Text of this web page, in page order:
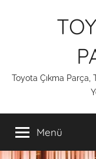
Toyota Çıkma Parça,
Menü